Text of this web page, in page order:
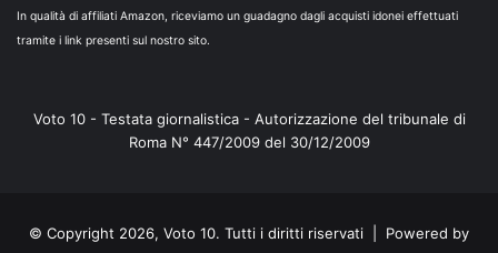
In qualità di affiliati Amazon, riceviamo un guadagno dagli acquisti idonei effettuati
tramite i link presenti sul nostro sito.
Voto 10 - Testata giornalistica - Autorizzazione del tribunale di
Roma N° 447/2009 del 30/12/2009
© Copyright 2026, Voto 10. Tutti i diritti riservati | Powered by